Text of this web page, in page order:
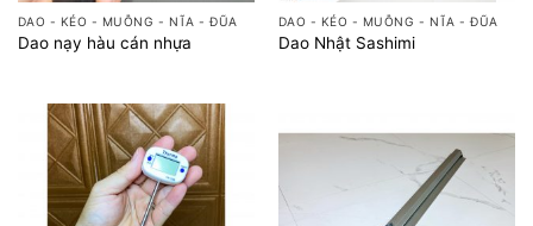
DAO - KÉO - MUỖNG - NĨA - ĐŨA
Dao nạy hàu cán nhựa
DAO - KÉO - MUỖNG - NĨA - ĐŨA
Dao Nhật Sashimi